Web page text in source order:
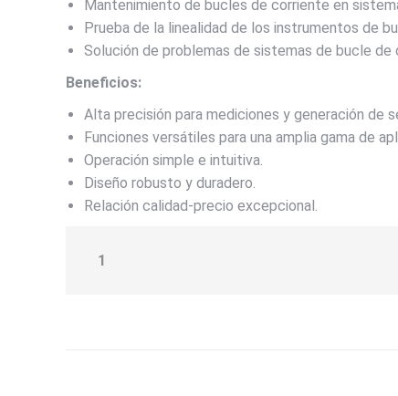
Mantenimiento de bucles de corriente en
Prueba de la linealidad de los instrumentos de
Solución de problemas de sistemas de bucle de
Beneficios:
Alta precisión para mediciones y generación de
Funciones versátiles para una amplia gama de
Operación simple e intuitiva.
Diseño robusto y duradero.
Relación calidad-precio excepcional.
1